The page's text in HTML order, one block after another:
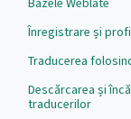
Înregistrare și
Traducerea
Descărcarea și
traducerilor